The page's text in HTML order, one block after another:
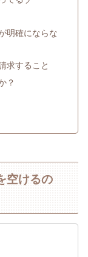
明確にならな
求すること
？
空けるの